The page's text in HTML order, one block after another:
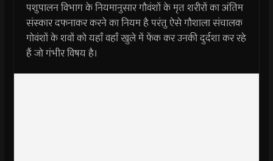
पशुपालन विभाग के नियमानुसार गौवंशों के मृत शरीरों का अंतिम
संस्कार दफनाकर करने का नियम है परंतु ऐसे गौशाला संचालक
गोवंशों के शवों को यहाँ वहाँ खुले में फेंक कर उनकी दुर्दशा कर रहे
हैं जो गंभीर विषय है।